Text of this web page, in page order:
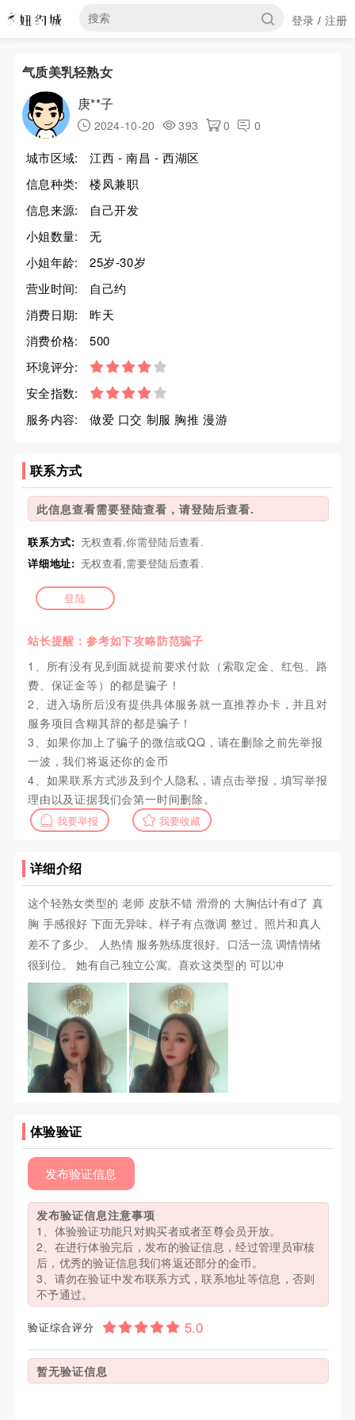
登录 / 注册
气质美乳轻熟女
庚**子
2024-10-20 393 0 0
城市区域:
江西 - 南昌 - 西湖区
信息种类:
楼凤兼职
信息来源:
自己开发
小姐数量:
无
小姐年龄:
25岁-30岁
营业时间:
自己约
消费日期:
昨天
消费价格:
500
环境评分:
安全指数:
服务内容:
做爱 口交 制服 胸推 漫游
联系方式
此信息查看需要登陆查看，请登陆后查看.
联系方式: 无权查看,你需登陆后查看.
详细地址: 无权查看,需要登陆后查看.
登陆
站长提醒：参考如下攻略防范骗子
1、所有没有见到面就提前要求付款（索取定金、红包、路
费、保证金等）的都是骗子！
2、进入场所后没有提供具体服务就一直推荐办卡，并且对
服务项目含糊其辞的都是骗子！
3、如果你加上了骗子的微信或QQ，请在删除之前先举报
一波，我们将返还你的金币
4、如果联系方式涉及到个人隐私，请点击举报，填写举报
理由以及证据我们会第一时间删除。
我要举报 我要收藏
详细介绍
这个轻熟女类型的 老师 皮肤不错 滑滑的 大胸估计有d了 真
胸 手感很好 下面无异味。样子有点微调 整过。照片和真人
差不了多少。 人热情 服务熟练度很好。口活一流 调情情绪
很到位。 她有自己独立公寓。喜欢这类型的 可以冲
体验验证
发布验证信息
发布验证信息注意事项
1、体验验证功能只对购买者或者至尊会员开放。
2、在进行体验完后，发布的验证信息，经过管理员审核
后，优秀的验证信息我们将返还部分的金币。
3、请勿在验证中发布联系方式，联系地址等信息，否则
不予通过。
验证综合评分
暂无验证信息